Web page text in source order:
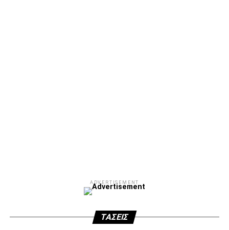
ADVERTISEMENT
ΤΆΣΕΙΣ